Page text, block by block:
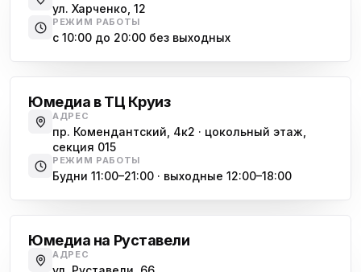
ул. Харченко, 12
РЕЖИМ РАБОТЫ
с 10:00 до 20:00 без выходных
Юмедиа в ТЦ Круиз
АДРЕС
пр. Комендантский, 4к2 · цокольный этаж,
секция 015
РЕЖИМ РАБОТЫ
Будни 11:00–21:00 · выходные 12:00–18:00
Юмедиа на Руставели
АДРЕС